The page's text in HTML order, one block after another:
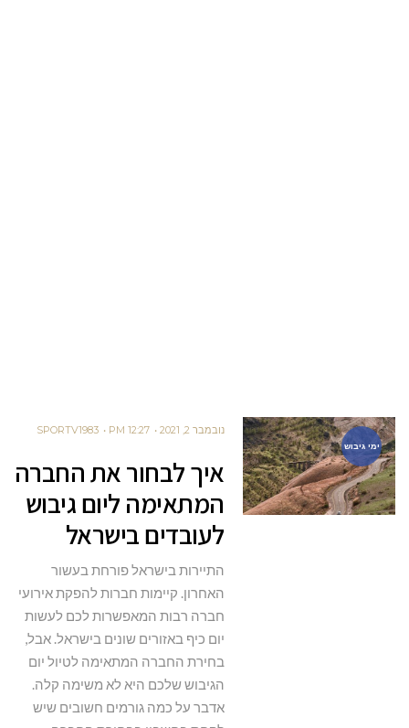
ימי גיבוש
נובמבר 2, 2021 12:27 PM
SPORTV1983
איך לבחור את החברה
המתאימה ליום גיבוש
לעובדים בישראל
התיירות בישראל פורחת בעשור
האחרון. קיימות חברות להפקת אירועי
חברה רבות המאפשרות לכם לעשות
יום כיף באזורים שונים בישראל. אבל,
בחירת החברה המתאימה לטיול יום
הגיבוש שלכם היא לא משימה קלה.
אדבר על כמה גורמים חשובים שיש